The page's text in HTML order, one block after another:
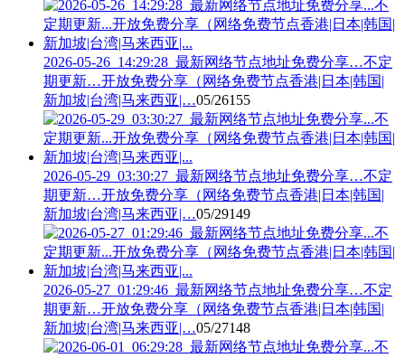
2026-05-26_14:29:28_最新网络节点地址免费分享…不定
期更新…开放免费分享（网络免费节点香港|日本|韩国|
新加坡|台湾|马来西亚|…05/26155
2026-05-29_03:30:27_最新网络节点地址免费分享…不定
期更新…开放免费分享（网络免费节点香港|日本|韩国|
新加坡|台湾|马来西亚|…05/29149
2026-05-27_01:29:46_最新网络节点地址免费分享…不定
期更新…开放免费分享（网络免费节点香港|日本|韩国|
新加坡|台湾|马来西亚|…05/27148